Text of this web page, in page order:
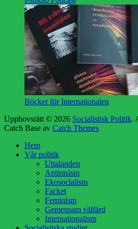
Böcker för Internationalen
Upphovsrätt © 2026 Socialistisk Politik.
Catch Base av Catch Themes
Hem
Vår politik
Uttalanden
Antirasism
Ekosocialism
Facket
Feminism
Gemensam välfärd
Internationalism